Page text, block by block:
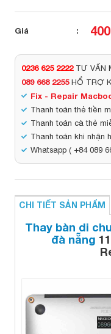
Giá
0236 625 2222 TƯ VẤN
089 668 2255HỔ TRỢ
Fix - Repair
Thanh toán thẻ tiền
Thanh toán cà thẻ
Thanh toán khi nhận
Whatsapp ( +84 089
CHI TIẾT SẢN PHẨM
Thay bàn di
đà nẵng